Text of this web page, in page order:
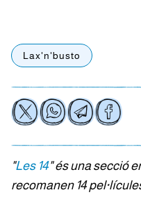
Lax'n'busto
"Les 14" és una secció
recomanen 14